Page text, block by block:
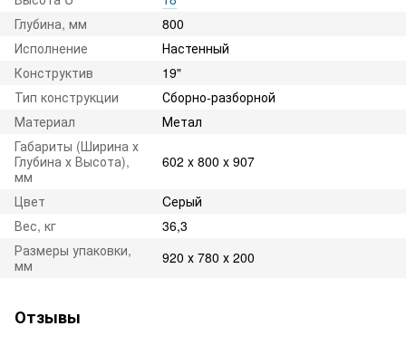
Глубина, мм
800
Исполнение
Настенный
Конструктив
19"
Тип конструкции
Сборно-разборной
Материал
Метал
Габариты (Ширина х
Глубина х Высота),
мм
602 x 800 x 907
Цвет
Cерый
Вес, кг
36,3
Размеры упаковки,
мм
920 х 780 х 200
Отзывы